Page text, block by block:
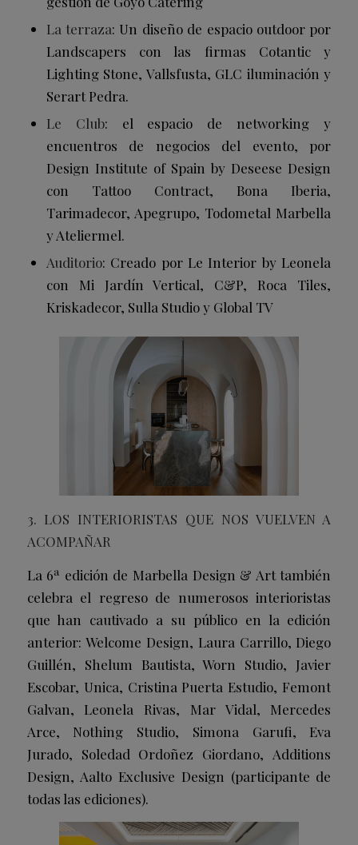
La terraza: Un diseño de espacio outdoor por
Landscapers con las firmas Cotantic y
Lighting Stone, Vallsfusta, GLC iluminación y
Serart Pedra.
Le Club: el espacio de networking y
encuentros de negocios del evento, por
Design Institute of Spain by Deseese Design
con Tattoo Contract, Bona Iberia,
Tarimadecor, Apegrupo, Todometal Marbella
y Ateliermel.
Auditorio: Creado por Le Interior by Leonela
con Mi Jardín Vertical, C&P, Roca Tiles,
Kriskadecor, Sulla Studio y Global TV
3. LOS INTERIORISTAS QUE NOS VUELVEN A
ACOMPAÑAR
La 6ª edición de Marbella Design & Art también
celebra el regreso de numerosos interioristas
que han cautivado a su público en la edición
anterior: Welcome Design, Laura Carrillo, Diego
Guillén, Shelum Bautista, Worn Studio, Javier
Escobar, Unica, Cristina Puerta Estudio, Femont
Galvan, Leonela Rivas, Mar Vidal, Mercedes
Arce, Nothing Studio, Simona Garufi, Eva
Jurado, Soledad Ordoñez Giordano, Additions
Design, Aalto Exclusive Design (participante de
todas las ediciones).